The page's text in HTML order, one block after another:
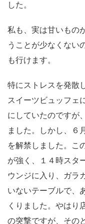
した。
私も、実は甘いもの
うことが少なくない
も行けます。
特にストレスを発散
スイーツビュッフェ
にしていたのですが
ました。しかし、６
を解禁しました。こ
が強く、１４時スタ
ウンジに入り、ガラ
いないテーブルで、
くりました。やはり
の突撃ですが、その